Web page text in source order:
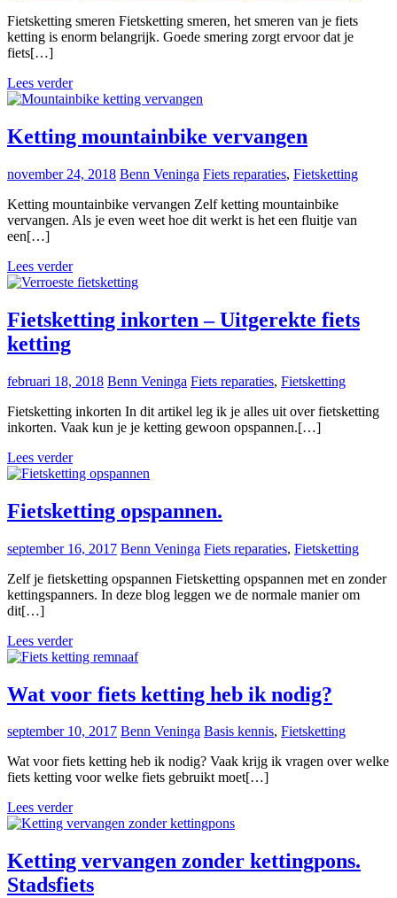
Fietsketting smeren Fietsketting smeren, het smeren van je fiets
ketting is enorm belangrijk. Goede smering zorgt ervoor dat je
fiets[…]
Lees verder
Ketting mountainbike vervangen
november 24, 2018 Benn Veninga Fiets reparaties, Fietsketting
Ketting mountainbike vervangen Zelf ketting mountainbike
vervangen. Als je even weet hoe dit werkt is het een fluitje van
een[…]
Lees verder
Fietsketting inkorten – Uitgerekte fiets
ketting
februari 18, 2018 Benn Veninga Fiets reparaties, Fietsketting
Fietsketting inkorten In dit artikel leg ik je alles uit over fietsketting
inkorten. Vaak kun je je ketting gewoon opspannen.[…]
Lees verder
Fietsketting opspannen.
september 16, 2017 Benn Veninga Fiets reparaties, Fietsketting
Zelf je fietsketting opspannen Fietsketting opspannen met en zonder
kettingspanners. In deze blog leggen we de normale manier om
dit[…]
Lees verder
Wat voor fiets ketting heb ik nodig?
september 10, 2017 Benn Veninga Basis kennis, Fietsketting
Wat voor fiets ketting heb ik nodig? Vaak krijg ik vragen over welke
fiets ketting voor welke fiets gebruikt moet[…]
Lees verder
Ketting vervangen zonder kettingpons.
Stadsfiets